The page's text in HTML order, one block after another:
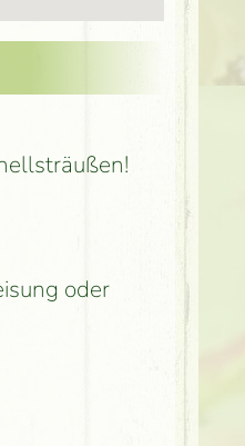
oder